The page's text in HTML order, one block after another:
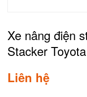
Xe nâng điện
Stacker Toyota
Liên hệ